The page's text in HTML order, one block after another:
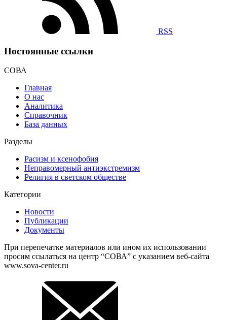
RSS
Постоянные ссылки
СОВА
Главная
О нас
Аналитика
Справочник
База данных
Разделы
Расизм и ксенофобия
Неправомерный антиэкстремизм
Религия в светском обществе
Категории
Новости
Публикации
Документы
При перепечатке материалов или ином их использовании
просим ссылаться на центр “СОВА” с указанием веб-сайта
www.sova-center.ru